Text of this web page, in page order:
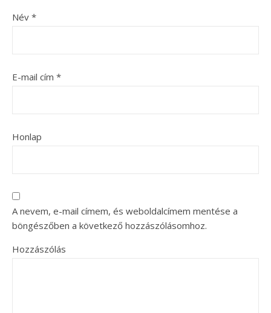
Név *
E-mail cím *
Honlap
A nevem, e-mail címem, és weboldalcímem mentése a
böngészőben a következő hozzászólásomhoz.
Hozzászólás